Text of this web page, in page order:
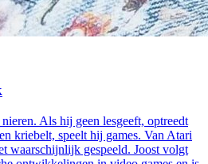
Als hij geen lesgeeft, optreedt
kriebelt, speelt hij games. Van Atari
waarschijnlijk gespeeld. Joost volgt